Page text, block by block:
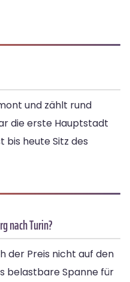
und zählt rund
die erste Hauptstadt
bis heute Sitz des
nach Turin?
der Preis nicht auf den
belastbare Spanne für